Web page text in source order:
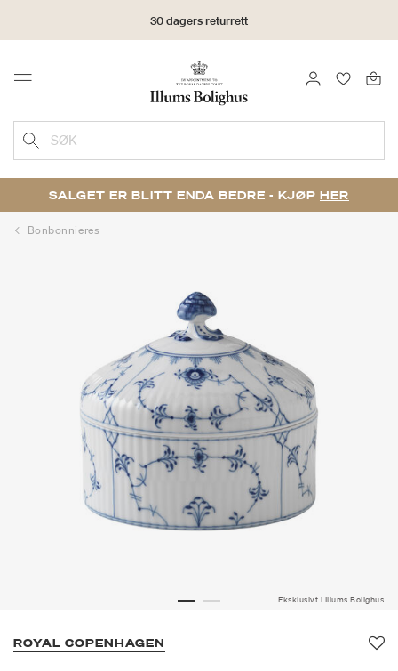
30 dagers returrett
Menu LOGG INN
SØK
SALGET ER BLITT ENDA BEDRE - KJØP HER
Bonbonnieres
Eksklusivt i Illums Bolighus
ROYAL COPENHAGEN